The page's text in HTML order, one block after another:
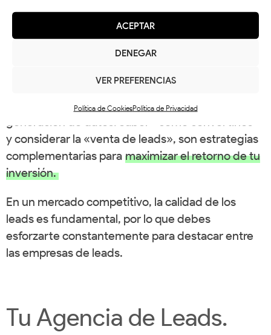
ACEPTAR
DENEGAR
VER PREFERENCIAS
Política de CookiesPolítica de Privacidad
consecuencia. Además, fomenta la
retroalimentación de tus clientes actuales para
mejorar continuamente tus prácticas de
En resumen, los ads para empresas son una
herramienta esencial en la captación de leads y la
generación de datos. Saber «cómo convertirlos»
y considerar la «venta de leads», son estrategias
complementarias para maximizar el retorno de tu
inversión.
En un mercado competitivo, la calidad de los
leads es fundamental, por lo que debes
esforzarte constantemente para destacar entre
las empresas de leads.
Tu Agencia de Leads.